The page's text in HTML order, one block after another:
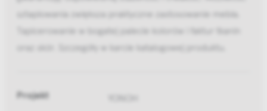
sztaplowania zwiększa praktyczne zastosowanie mebla.
Tapicerowanie w bogatej palecie kolorów i faktur tkanin
oraz skór. Szczegóły w karcie katalogowej produktu.
Projekt YONOH